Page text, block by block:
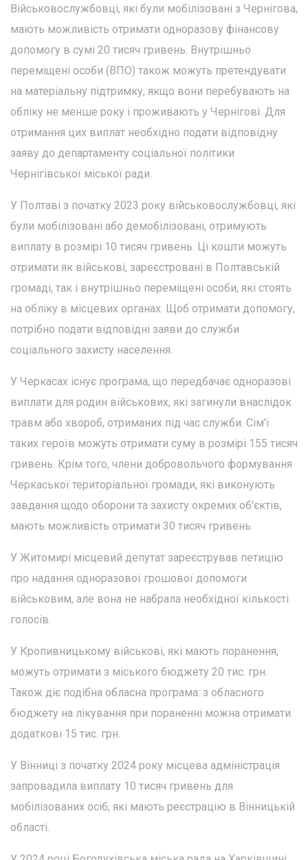
Військовослужбовці, які були мобілізовані з Чернігова,
мають можливість отримати одноразову фінансову
допомогу в сумі 20 тисяч гривень. Внутрішньо
переміщені особи (ВПО) також можуть претендувати
на матеріальну підтримку, якщо вони перебувають на
обліку не менше року і проживають у Чернігові. Для
отримання цих виплат необхідно подати відповідну
заяву до департаменту соціальної політики
Чернігівської міської ради.
У Полтаві з початку 2023 року військовослужбовці, які
були мобілізовані або демобілізовані, отримують
виплату в розмірі 10 тисяч гривень. Ці кошти можуть
отримати як військові, зареєстровані в Полтавській
громаді, так і внутрішньо переміщені особи, які стоять
на обліку в місцевих органах. Щоб отримати допомогу,
потрібно подати відповідні заяви до служби
соціального захисту населення.
У Черкасах існує програма, що передбачає одноразові
виплати для родин військових, які загинули внаслідок
травм або хвороб, отриманих під час служби. Сім'ї
таких героїв можуть отримати суму в розмірі 155 тисяч
гривень. Крім того, члени добровольчого формування
Черкаської територіальної громади, які виконують
завдання щодо оборони та захисту окремих об'єктів,
мають можливість отримати 30 тисяч гривень.
У Житомирі місцевий депутат зареєстрував петицію
про надання одноразової грошової допомоги
військовим, але вона не набрала необхідної кількості
голосів.
У Кропивницькому військові, які мають поранення,
можуть отримати з міського бюджету 20 тис. грн.
Також діє подібна обласна програма: з обласного
бюджету на лікування при пораненні можна отримати
додаткові 15 тис. грн.
У Вінниці з початку 2024 року місцева адміністрація
запровадила виплату 10 тисяч гривень для
мобілізованих осіб, які мають реєстрацію в Вінницькій
області.